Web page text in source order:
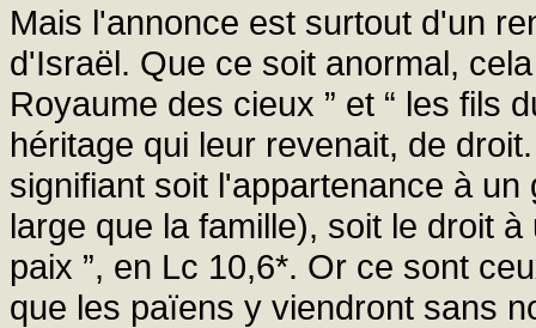
Mais l'annonce est surtout d'un
d'Israël. Que ce soit anormal,
Royaume des cieux ” et “ les fils
héritage qui leur revenait, de
signifiant soit l'appartenance à
large que la famille), soit le droit
paix ”, en Lc 10,6*. Or ce sont
que les païens y viendront sans